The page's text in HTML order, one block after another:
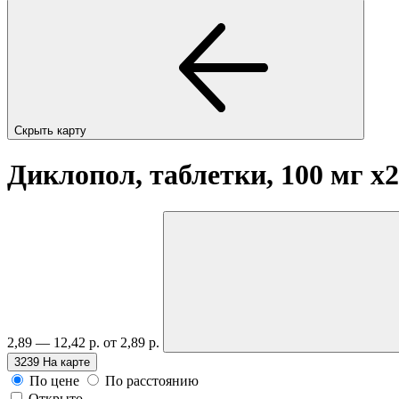
Скрыть карту
Диклопол, таблетки, 100 мг
2,89 — 12,42 р. от 2,89 р.
3239 На карте
По цене
По расстоянию